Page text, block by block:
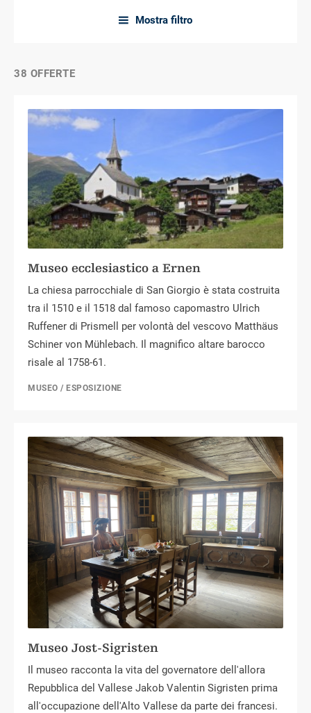
a Mostra filtro
38 OFFERTE
Museo ecclesiastico a Ernen
La chiesa parrocchiale di San Giorgio è stata costruita
tra il 1510 e il 1518 dal famoso capomastro Ulrich
Ruffener di Prismell per volontà del vescovo Matthäus
Schiner von Mühlebach. Il magnifico altare barocco
risale al 1758-61.
MUSEO / ESPOSIZIONE
Museo Jost-Sigristen
Il museo racconta la vita del governatore dell'allora
Repubblica del Vallese Jakob Valentin Sigristen prima
all'occupazione dell'Alto Vallese da parte dei francesi.